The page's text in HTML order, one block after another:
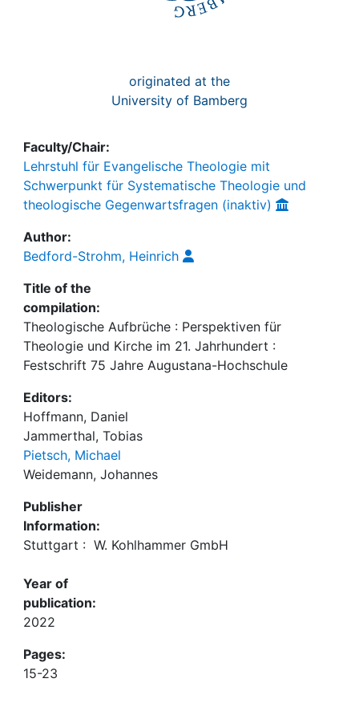
originated at the
University of Bamberg
Faculty/Chair:
Lehrstuhl für Evangelische Theologie mit
Schwerpunkt für Systematische Theologie und
theologische Gegenwartsfragen (inaktiv)
Author:
Bedford-Strohm, Heinrich
Title of the
compilation:
Theologische Aufbrüche : Perspektiven für
Theologie und Kirche im 21. Jahrhundert :
Festschrift 75 Jahre Augustana-Hochschule
Editors:
Hoffmann, Daniel
Jammerthal, Tobias
Pietsch, Michael
Weidemann, Johannes
Publisher
Information:
Stuttgart : ‎ W. Kohlhammer GmbH
Year of
publication:
2022
Pages:
15-23